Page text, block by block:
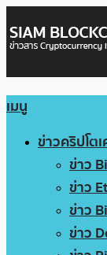
เมนู
ข่าวคริปโต
ข่าว
ข่าว
ข่าว
ข่าว